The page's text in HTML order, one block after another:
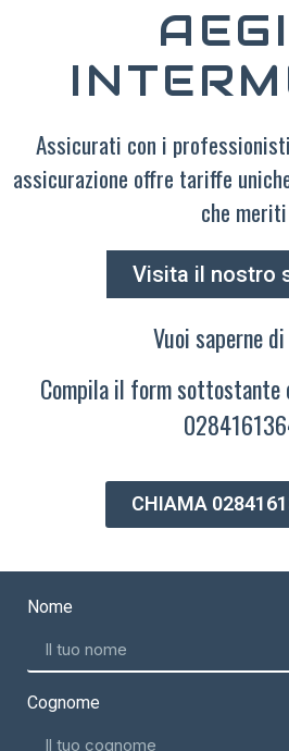
Assicurati con i
assicurazione offre tariffe
che meriti
Visita il nostro
Vuoi saperne
Compila il form sottostante
CHIAMA
Nome
Cognome